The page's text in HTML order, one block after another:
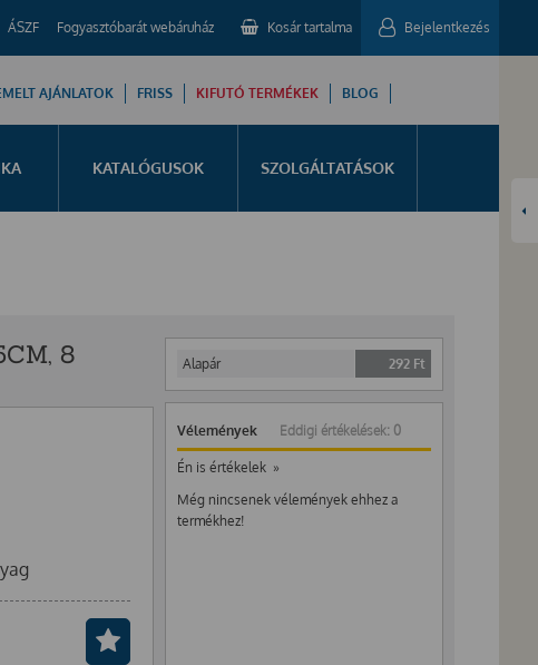
ÁSZF Fogyasztóbarát webáruház Kosár tartalma Bejelentkezés
AJÁNLATOK FRISS KIFUTÓ TERMÉKEK BLOG
KATALÓGUSOK SZOLGÁLTATÁSOK
8 Alapár 292 Ft
Vélemények Eddigi értékelések: 0
Én is értékelek »
Még nincsenek vélemények ehhez a
termékhez!